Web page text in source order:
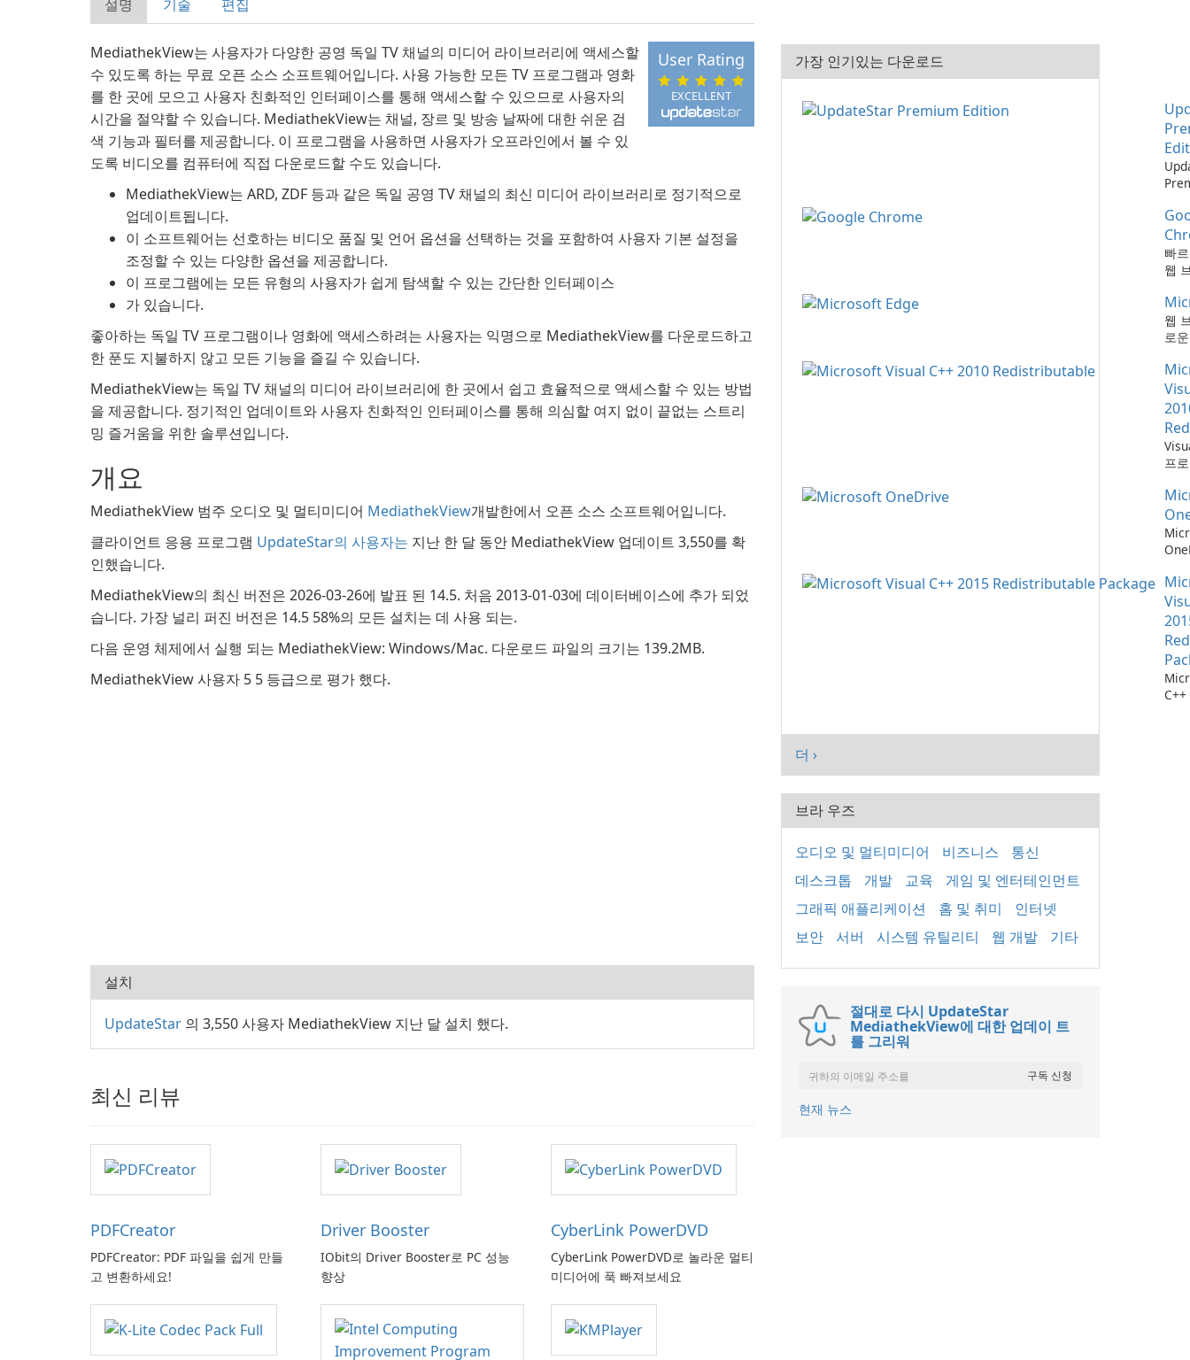
설명 기술 편집
EXCELLENT
User Rating
MediathekView는 사용자가 다양한 공영 독일 TV 채널의 미디어 라이브러리에 액세스할
수 있도록 하는 무료 오픈 소스 소프트웨어입니다. 사용 가능한 모든 TV 프로그램과 영화
를 한 곳에 모으고 사용자 친화적인 인터페이스를 통해 액세스할 수 있으므로 사용자의
시간을 절약할 수 있습니다. MediathekView는 채널, 장르 및 방송 날짜에 대한 쉬운 검
색 기능과 필터를 제공합니다. 이 프로그램을 사용하면 사용자가 오프라인에서 볼 수 있
도록 비디오를 컴퓨터에 직접 다운로드할 수도 있습니다.
MediathekView는 ARD, ZDF 등과 같은 독일 공영 TV 채널의 최신 미디어 라이브러리로 정기적으로
업데이트됩니다.
이 소프트웨어는 선호하는 비디오 품질 및 언어 옵션을 선택하는 것을 포함하여 사용자 기본 설정을
조정할 수 있는 다양한 옵션을 제공합니다.
이 프로그램에는 모든 유형의 사용자가 쉽게 탐색할 수 있는 간단한 인터페이스
가 있습니다.
좋아하는 독일 TV 프로그램이나 영화에 액세스하려는 사용자는 익명으로 MediathekView를 다운로드하고
한 푼도 지불하지 않고 모든 기능을 즐길 수 있습니다.
MediathekView는 독일 TV 채널의 미디어 라이브러리에 한 곳에서 쉽고 효율적으로 액세스할 수 있는 방법
을 제공합니다. 정기적인 업데이트와 사용자 친화적인 인터페이스를 통해 의심할 여지 없이 끝없는 스트리
밍 즐거움을 위한 솔루션입니다.
개요
MediathekView 범주 오디오 및 멀티미디어 MediathekView개발한에서 오픈 소스 소프트웨어입니다.
클라이언트 응용 프로그램 UpdateStar의 사용자는 지난 한 달 동안 MediathekView 업데이트 3,550를 확
인했습니다.
MediathekView의 최신 버전은 2026-03-26에 발표 된 14.5. 처음 2013-01-03에 데이터베이스에 추가 되었
습니다. 가장 널리 퍼진 버전은 14.5 58%의 모든 설치는 데 사용 되는.
다음 운영 체제에서 실행 되는 MediathekView: Windows/Mac. 다운로드 파일의 크기는 139.2MB.
MediathekView 사용자 5 5 등급으로 평가 했다.
설치
UpdateStar 의 3,550 사용자 MediathekView 지난 달 설치 했다.
최신 리뷰
PDFCreator
PDFCreator: PDF 파일을 쉽게 만들
고 변환하세요!
Driver Booster
IObit의 Driver Booster로 PC 성능
향상
CyberLink PowerDVD
CyberLink PowerDVD로 놀라운 멀티
미디어에 푹 빠져보세요
가장 인기있는 다운로드
최
하
때
다!
빠
웹
웹
로
프
소
더 ›
브라 우즈
오디오 및 멀티미디어 비즈니스
통신
데스크톱
개발 교육
게임 및 엔터테인먼트
그래픽 애플리케이션
홈 및 취미
인터넷
보안
서버 시스템 유틸리티 웹 개발 기타
절대로 다시 UpdateStar
MediathekView에 대한 업데이 트
를 그리워
현재 뉴스